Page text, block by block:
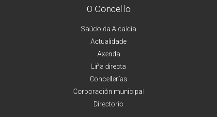
O Concello
Saúdo da Alcaldía
Actualidade
Axenda
Liña directa
Concellerías
Corporación municipal
Directorio